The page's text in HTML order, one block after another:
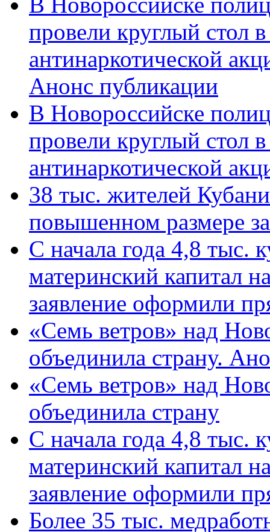
провели круглый стол
антинаркотической
Анонс публикации
В Новороссийске
провели круглый стол
антинаркотической
38 тыс. жителей
повышенном размере
С начала года 4,8 тыс.
материнский капитал
заявление оформили
«Семь ветров» над
объединила страну.
«Семь ветров» над
объединила страну
С начала года 4,8 тыс.
материнский капитал
заявление оформили
Более 35 тыс.